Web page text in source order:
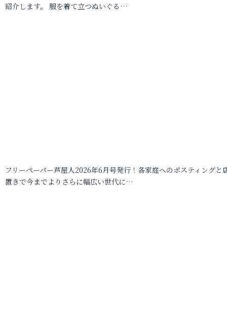
紹介します。 服を着て立つぬいぐる…
フリーペーパー芦屋人2026年6月号発行！各家庭へのポスティングと
置きで今までよりさらに幅広い世代に…